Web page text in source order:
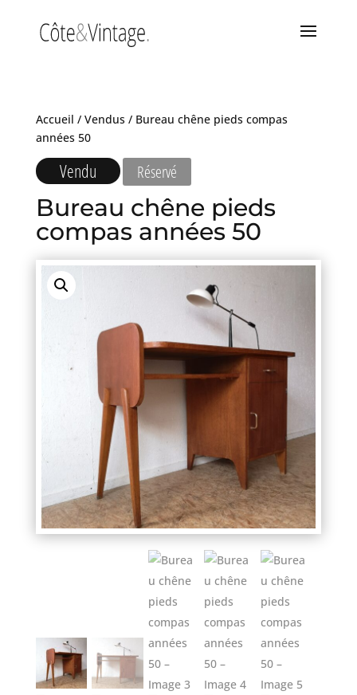
Accueil / Vendus/ Bureau chêne pieds compas
années 50
Vendu Réservé
Bureau chêne pieds
compas années 50